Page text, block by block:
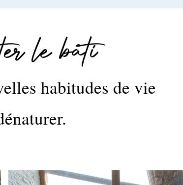
le bâti
habitudes de vie
thumbnail_IMG_0435